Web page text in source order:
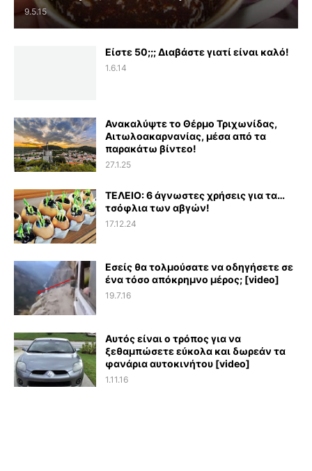
9.5.15
Είστε 50;;; Διαβάστε γιατί είναι καλό!
1.6.14
Ανακαλύψτε το Θέρμο Τριχωνίδας,
Αιτωλοακαρνανίας, μέσα από τα
παρακάτω βίντεο!
27.1.25
ΤΕΛΕΙΟ: 6 άγνωστες χρήσεις για τα…
τσόφλια των αβγών!
17.12.24
Εσείς θα τολμούσατε να οδηγήσετε σε
ένα τόσο απόκρημνο μέρος; [video]
19.7.16
Αυτός είναι ο τρόπος για να
ξεθαμπώσετε εύκολα και δωρεάν τα
φανάρια αυτοκινήτου [video]
1.11.16